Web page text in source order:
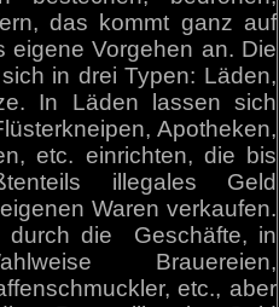
das kommt ganz auf
eigene Vorgehen an. Die
in drei Typen: Läden,
In Läden lassen sich
Apotheken,
etc. einrichten, die bis
illegales Geld
Waren verkaufen.
durch die Geschäfte, in
Brauereien,
etc., aber